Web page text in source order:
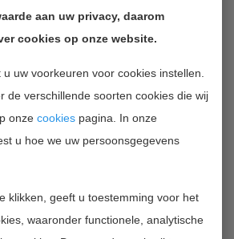
aan uw privacy, daarom
cookies op onze website.
uw voorkeuren voor cookies instellen.
de verschillende soorten cookies die wij
onze cookies pagina. In onze
u hoe we uw persoonsgegevens
klikken, geeft u toestemming voor het
waaronder functionele, analytische
al ingetekend. En tijdens het
direct welke mogelijkheden
zijn. Zo wordt
als een beheerpakket niet
waarvoor een aanvraag wordt
invullen wordt direct een
gestuurd. Voor meer informatie